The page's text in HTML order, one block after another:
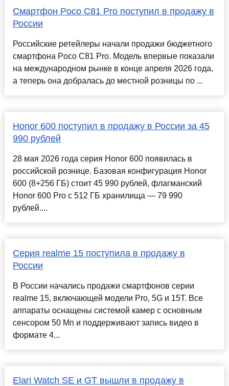
Смартфон Poco C81 Pro поступил в продажу в
России
Российские ретейлеры начали продажи бюджетного
смартфона Poco C81 Pro. Модель впервые показали
на международном рынке в конце апреля 2026 года,
а теперь она добралась до местной розницы по ...
Honor 600 поступил в продажу в России за 45
990 рублей
28 мая 2026 года серия Honor 600 появилась в
российской рознице. Базовая конфигурация Honor
600 (8+256 ГБ) стоит 45 990 рублей, флагманский
Honor 600 Pro с 512 ГБ хранилища — 79 990
рублей....
Серия realme 15 поступила в продажу в
России
В России начались продажи смартфонов серии
realme 15, включающей модели Pro, 5G и 15T. Все
аппараты оснащены системой камер с основным
сенсором 50 Мп и поддерживают запись видео в
формате 4...
Elari Watch SE и GT вышли в продажу в